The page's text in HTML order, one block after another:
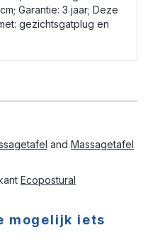
Garantie: 3 jaar; Deze
gezichtsgatplug en
and Massagetafel
Ecopostural
mogelijk iets